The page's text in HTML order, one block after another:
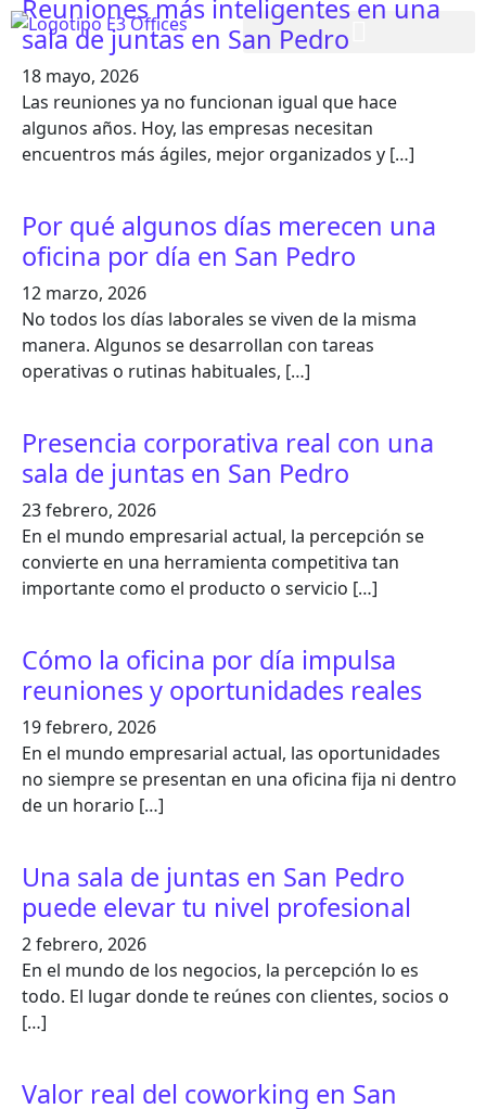
Reuniones más inteligentes en una
sala de juntas en San Pedro
18 mayo, 2026
Las reuniones ya no funcionan igual que hace
algunos años. Hoy, las empresas necesitan
encuentros más ágiles, mejor organizados y […]
Por qué algunos días merecen una
oficina por día en San Pedro
12 marzo, 2026
No todos los días laborales se viven de la misma
manera. Algunos se desarrollan con tareas
operativas o rutinas habituales, […]
Presencia corporativa real con una
sala de juntas en San Pedro
23 febrero, 2026
En el mundo empresarial actual, la percepción se
convierte en una herramienta competitiva tan
importante como el producto o servicio […]
Cómo la oficina por día impulsa
reuniones y oportunidades reales
19 febrero, 2026
En el mundo empresarial actual, las oportunidades
no siempre se presentan en una oficina fija ni dentro
de un horario […]
Una sala de juntas en San Pedro
puede elevar tu nivel profesional
2 febrero, 2026
En el mundo de los negocios, la percepción lo es
todo. El lugar donde te reúnes con clientes, socios o
[…]
Valor real del coworking en San